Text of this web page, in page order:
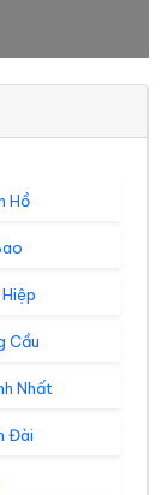
Hồ
Cầu
Nhất
Đài